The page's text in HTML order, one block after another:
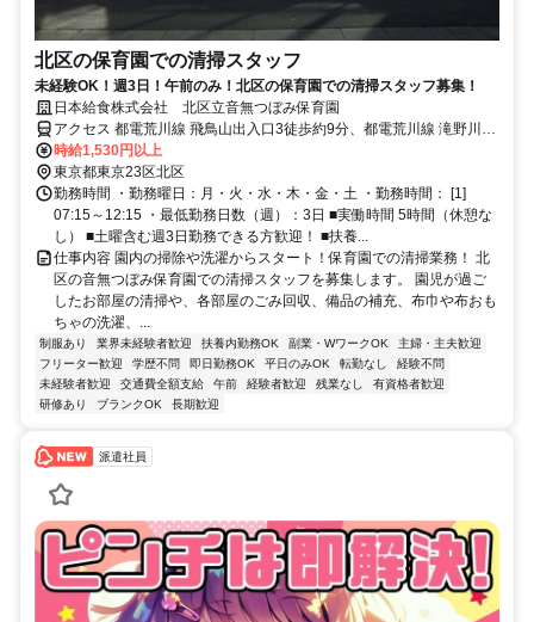
北区の保育園での清掃スタッフ
未経験OK！週3日！午前のみ！北区の保育園での清掃スタッフ募集！
日本給食株式会社 北区立音無つぼみ保育園
アクセス 都電荒川線 飛鳥山出入口3徒歩約9分、都電荒川線 滝野川一
丁目徒歩約9分、ＪＲ京浜東北線 王子北口徒歩約10分
時給1,530円以上
東京都東京23区北区
勤務時間 ・勤務曜日：月・火・水・木・金・土 ・勤務時間： [1]
07:15～12:15 ・最低勤務日数（週）：3日 ■実働時間 5時間（休憩な
し） ■土曜含む週3日勤務できる方歓迎！ ■扶養...
仕事内容 園内の掃除や洗濯からスタート！保育園での清掃業務！ 北
区の音無つぼみ保育園での清掃スタッフを募集します。 園児が過ご
したお部屋の清掃や、各部屋のごみ回収、備品の補充、布巾や布おも
ちゃの洗濯、...
制服あり 業界未経験者歓迎 扶養内勤務OK 副業・WワークOK
主婦・主夫歓迎
フリーター歓迎
学歴不問 即日勤務OK 平日のみOK 転勤なし
経験不問
未経験者歓迎
交通費全額支給 午前 経験者歓迎 残業なし
有資格者歓迎
研修あり
ブランクOK 長期歓迎
派遣社員